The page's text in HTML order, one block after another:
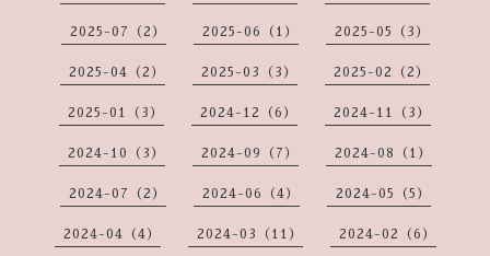
2025-07（2） 2025-06（1） 2025-05（3）
2025-04（2） 2025-03（3） 2025-02（2）
2025-01（3） 2024-12（6） 2024-11（3）
2024-10（3） 2024-09（7） 2024-08（1）
2024-07（2） 2024-06（4） 2024-05（5）
2024-04（4） 2024-03（11） 2024-02（6）